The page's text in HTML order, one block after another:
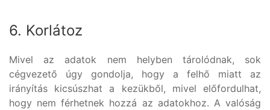
6. Korlátoz
Mivel az adatok nem helyben tárolódnak, sok
cégvezető úgy gondolja, hogy a felhő miatt az
irányítás kicsúszhat a kezükből, mivel előfordulhat,
hogy nem férhetnek hozzá az adatokhoz. A valóság